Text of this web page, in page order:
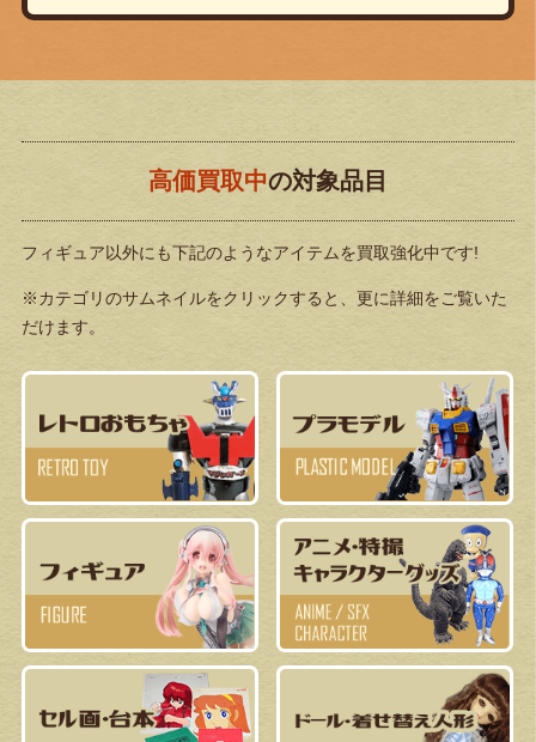
高価買取中の対象品目
フィギュア以外にも下記のようなアイテムを買取強化中です!
※カテゴリのサムネイルをクリックすると、更に詳細をご覧いた
だけます。